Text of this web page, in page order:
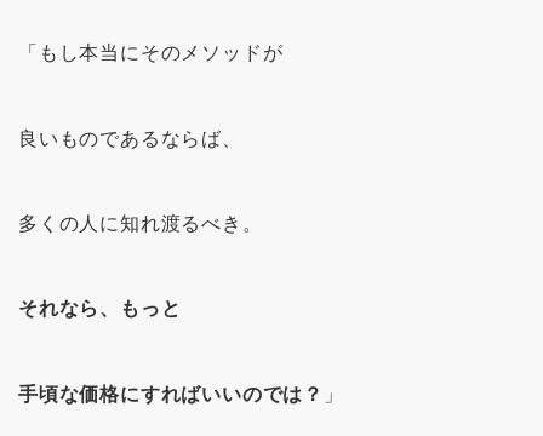
「もし本当にそのメソッドが
良いものであるならば、
多くの人に知れ渡るべき。
それなら、もっと
手頃な価格にすればいいのでは？ 」